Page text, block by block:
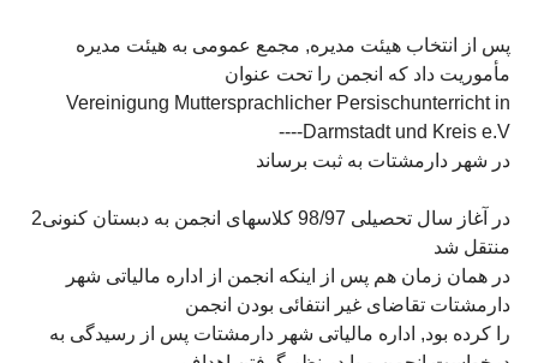
پس از انتخاب هيئت مديره, مجمع عمومی به هيئت مديره
مأموريت داد که انجمن را تحت عنوان
Vereinigung Muttersprachlicher Persischunterricht in
Darmstadt und Kreis e.V----
در شهر دارمشتات به ثبت برساند
در آغاز سال تحصيلی 98/97 کلاسهای انجمن به دبستان کنونی2
منتقل شد
در همان زمان هم پس از اينکه انجمن از اداره مالياتی شهر
دارمشتات تقاضای غير انتفائی بودن انجمن
را کرده بود, اداره مالياتی شهر دارمشتات پس از رسيدگی به